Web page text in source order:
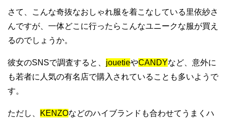
さて、こんな奇抜なおしゃれ服を着こなしている里依紗さ
んですが、一体どこに行ったらこんなユニークな服が買え
るのでしょうか。
彼女のSNSで調査すると、 jouetieやCANDYなど、意外に
も若者に人気の有名店で購入されていることも多いようで
す。
ただし、 KENZOなどのハイブランドも合わせてうまくハ